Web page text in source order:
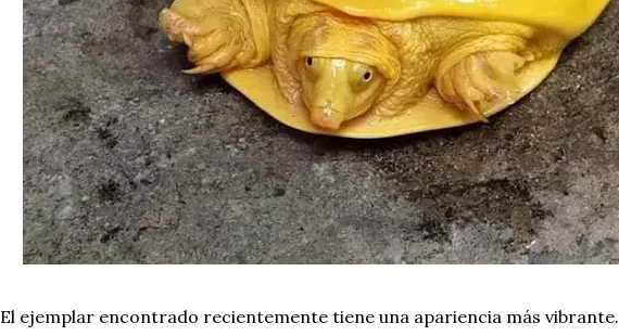
El ejemplar encontrado recientemente tiene una apariencia más vibrante.